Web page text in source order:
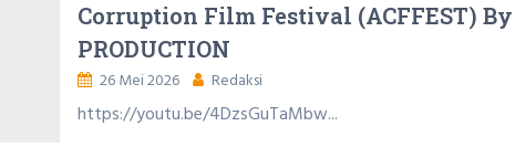
Corruption Film Festival (ACFFEST) By
PRODUCTION
26 Mei 2026 Redaksi
https://youtu.be/4DzsGuTaMbw...